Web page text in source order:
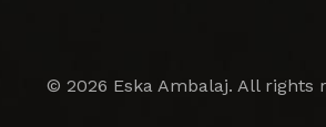
© 2026 Eska Ambalaj. All rights